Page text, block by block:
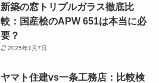
新築の窓トリプルガラス徹底比
較：国産桧のAPW 651は本当に必
要？
2025年1月7日
ヤマト住建vs一条工務店：比較検